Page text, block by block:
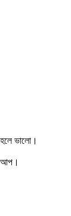
ভালো।
আপ।